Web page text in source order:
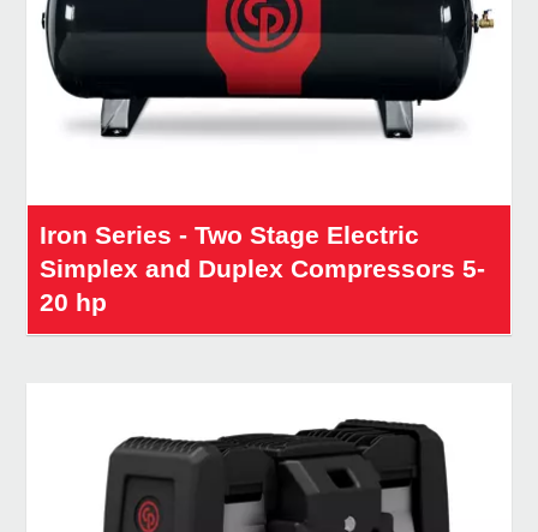
Iron Series - Two Stage Electric
Simplex and Duplex Compressors 5-
20 hp